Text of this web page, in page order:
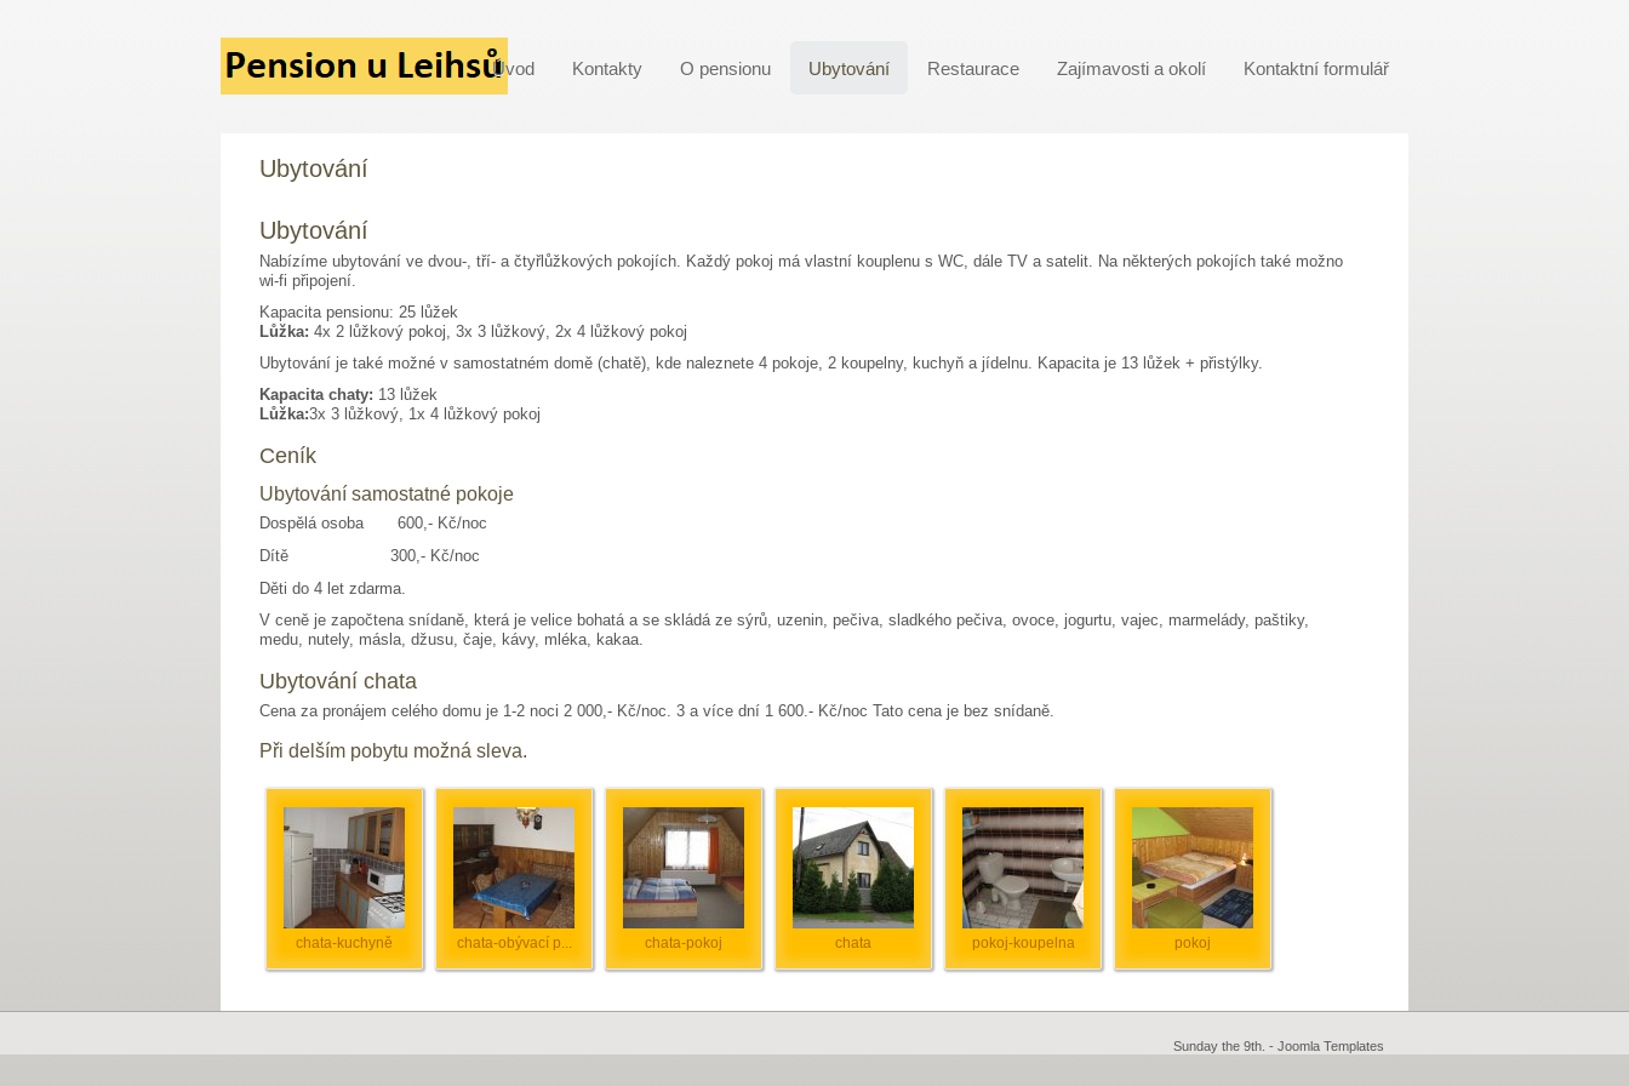
Úvod Kontakty O pensionu Ubytování Restaurace Zajímavosti a okolí Kontaktní formulář
Ubytování
Ubytování
Nabízíme ubytování ve dvou-, tří- a čtyřlůžkových pokojích. Každý pokoj má vlastní kouplenu s WC, dále TV a satelit. Na některých pokojích také možno
wi-fi připojení.
Kapacita pensionu: 25 lůžek
Lůžka: 4x 2 lůžkový pokoj, 3x 3 lůžkový, 2x 4 lůžkový pokoj
Ubytování je také možné v samostatném domě (chatě), kde naleznete 4 pokoje, 2 koupelny, kuchyň a jídelnu. Kapacita je 13 lůžek + přistýlky.
Kapacita chaty: 13 lůžek
Lůžka:3x 3 lůžkový, 1x 4 lůžkový pokoj
Ceník
Ubytování samostatné pokoje
Dospělá osoba 600,- Kč/noc
Dítě 300,- Kč/noc
Děti do 4 let zdarma.
V ceně je započtena snídaně, která je velice bohatá a se skládá ze sýrů, uzenin, pečiva, sladkého pečiva, ovoce, jogurtu, vajec, marmelády, paštiky,
medu, nutely, másla, džusu, čaje, kávy, mléka, kakaa.
Ubytování chata
Cena za pronájem celého domu je 1-2 noci 2 000,- Kč/noc. 3 a více dní 1 600.- Kč/noc Tato cena je bez snídaně.
Při delším pobytu možná sleva.
chata-kuchyně chata-obývací p... chata-pokoj chata pokoj-koupelna pokoj
Sunday the 9th. - Joomla Templates